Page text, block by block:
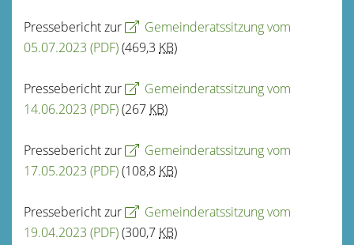
Pressebericht zur
Gemeinderatssitzung vom
05.07.2023 (PDF)(469,3 KB)
Pressebericht zur
Gemeinderatssitzung vom
14.06.2023 (PDF)(267 KB)
Pressebericht zur
Gemeinderatssitzung vom
17.05.2023 (PDF)(108,8 KB)
Pressebericht zur
Gemeinderatssitzung vom
19.04.2023 (PDF)(300,7 KB)